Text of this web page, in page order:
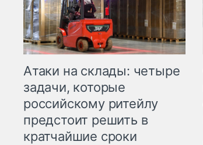
Атаки на склады: четыре
задачи, которые
российскому ритейлу
предстоит решить в
кратчайшие сроки